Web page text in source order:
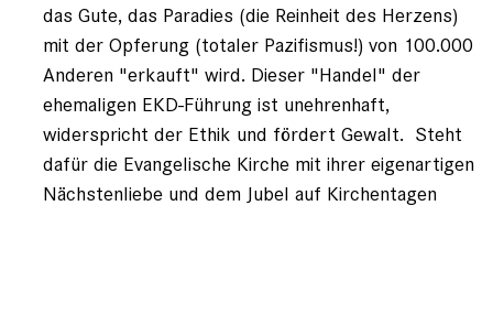
das Gute, das Paradies (die Reinheit des Herzens)
mit der Opferung (totaler Pazifismus!) von 100.000
Anderen "erkauft" wird. Dieser "Handel" der
ehemaligen EKD-Führung ist unehrenhaft,
widerspricht der Ethik und fördert Gewalt. Steht
dafür die Evangelische Kirche mit ihrer eigenartigen
Nächstenliebe und dem Jubel auf Kirchentagen